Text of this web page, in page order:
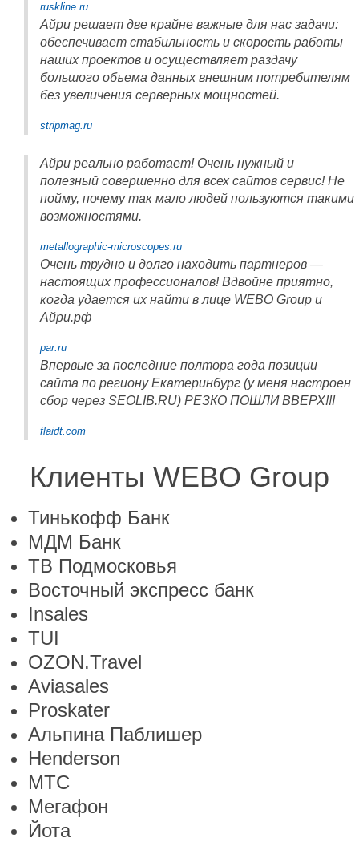
ruskline.ru
Айри решает две крайне важные для нас задачи:
обеспечивает стабильность и скорость работы
наших проектов и осуществляет раздачу
большого объема данных внешним потребителям
без увеличения серверных мощностей.
stripmag.ru
Айри реально работает! Очень нужный и
полезный совершенно для всех сайтов сервис! Не
пойму, почему так мало людей пользуются такими
возможностями.
metallographic-microscopes.ru
Очень трудно и долго находить партнеров —
настоящих профессионалов! Вдвойне приятно,
когда удается их найти в лице WEBO Group и
Айри.рф
par.ru
Впервые за последние полтора года позиции
сайта по региону Екатеринбург (у меня настроен
сбор через SEOLIB.RU) РЕЗКО ПОШЛИ ВВЕРХ!!!
flaidt.com
Клиенты WEBO Group
Тинькофф Банк
МДМ Банк
ТВ Подмосковья
Восточный экспресс банк
Insales
TUI
OZON.Travel
Aviasales
Proskater
Альпина Паблишер
Henderson
МТС
Мегафон
Йота